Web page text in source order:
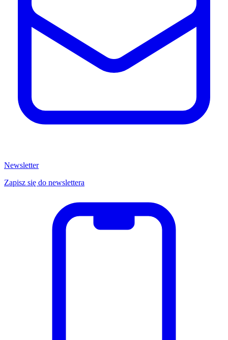
Newsletter
Zapisz się do newslettera